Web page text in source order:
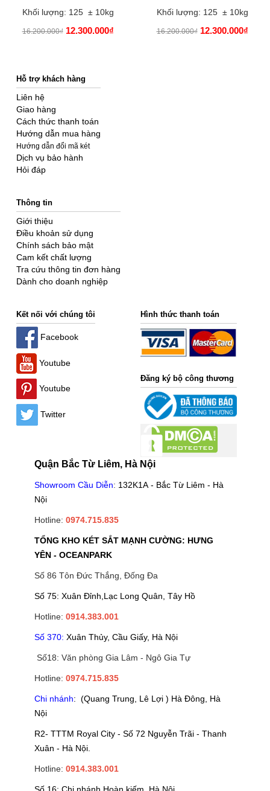
Khối lượng: 125 ± 10kg
16.200.000₫ 12.300.000₫
Khối lượng: 125 ± 10kg
16.200.000₫ 12.300.000₫
Hỗ trợ khách hàng
Liên hệ
Giao hàng
Cách thức thanh toán
Hướng dẫn mua hàng
Hướng dẫn đổi mã két
Dịch vụ bảo hành
Hỏi đáp
Thông tin
Giới thiệu
Điều khoản sử dụng
Chính sách bảo mật
Cam kết chất lượng
Tra cứu thông tin đơn hàng
Dành cho doanh nghiệp
Kết nối với chúng tôi
Facebook
Youtube
Youtube
Twitter
Hình thức thanh toán
Đăng ký bộ công thương
Quận Bắc Từ Liêm, Hà Nội
Showroom Cầu Diễn: 132K1A - Bắc Từ Liêm - Hà
Nội
Hotline: 0974.715.835
TỔNG KHO KÉT SẮT MẠNH CƯỜNG: HƯNG
YÊN - OCEANPARK
Số 86 Tôn Đức Thắng, Đống Đa
Số 75: Xuân Đỉnh,Lạc Long Quân, Tây Hồ
Hotline: 0914.383.001
Số 370: Xuân Thủy, Cầu Giấy, Hà Nội
Số18: Văn phòng Gia Lâm - Ngô Gia Tự
Hotline: 0974.715.835
Chi nhánh: (Quang Trung, Lê Lợi ) Hà Đông, Hà
Nội
R2- TTTM Royal City - Số 72 Nguyễn Trãi - Thanh
Xuân - Hà Nội.
Hotline: 0914.383.001